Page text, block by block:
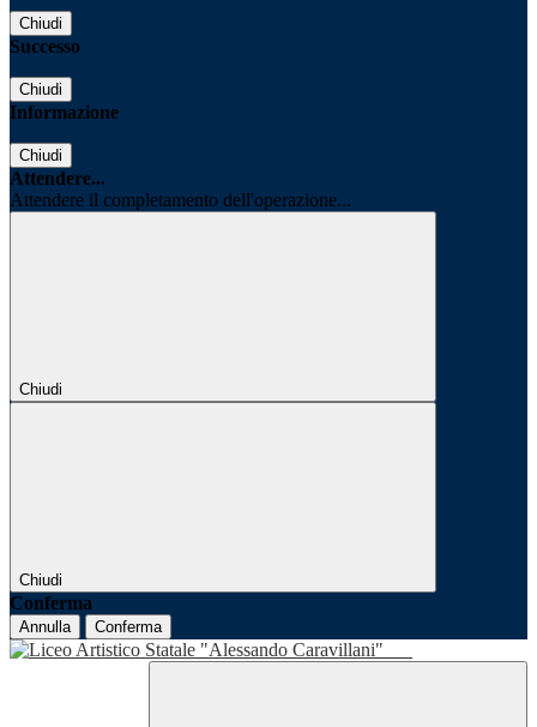
Chiudi
Successo
Chiudi
Informazione
Chiudi
Attendere...
Attendere il completamento dell'operazione...
Chiudi
Chiudi
Conferma
Annulla Conferma